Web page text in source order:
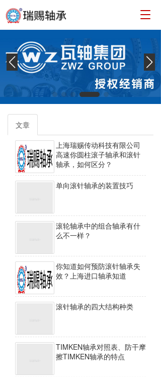
T
l
e
a
v
i
t
文章
上海瑞赐传动科技有限公司
高速你圆柱滚子轴承和滚针
轴承，如何区分？
单向滚针轴承的装置技巧
滚轮轴承中的组合轴承有什
么不一样？
你知道如何预防滚针轴承失
效？上海进口轴承知道
滚针轴承的四大结构种类
TIMKEN轴承对照表、防干摩
擦TIMKEN轴承的特点